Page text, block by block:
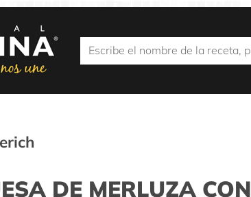
DE MERLUZA CON